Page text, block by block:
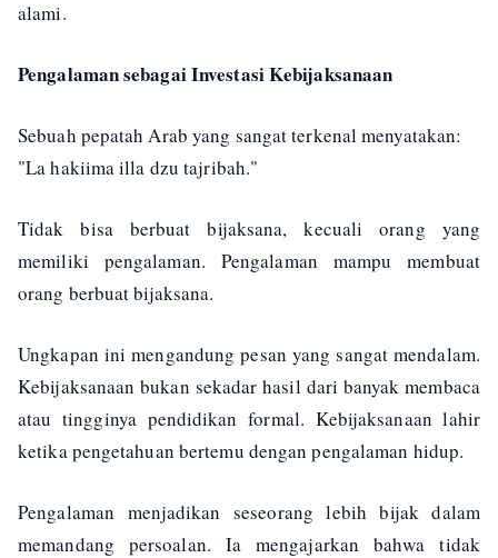
alami.
Pengalaman sebagai Investasi Kebijaksanaan
Sebuah pepatah Arab yang sangat terkenal menyatakan:
"La hakiima illa dzu tajribah."
Tidak bisa berbuat bijaksana, kecuali orang yang
memiliki pengalaman. Pengalaman mampu membuat
orang berbuat bijaksana.
Ungkapan ini mengandung pesan yang sangat mendalam.
Kebijaksanaan bukan sekadar hasil dari banyak membaca
atau tingginya pendidikan formal. Kebijaksanaan lahir
ketika pengetahuan bertemu dengan pengalaman hidup.
Pengalaman menjadikan seseorang lebih bijak dalam
memandang persoalan. Ia mengajarkan bahwa tidak